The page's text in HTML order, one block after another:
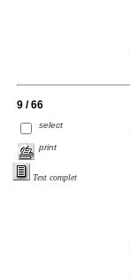
9 / 66
select
print
Text complet